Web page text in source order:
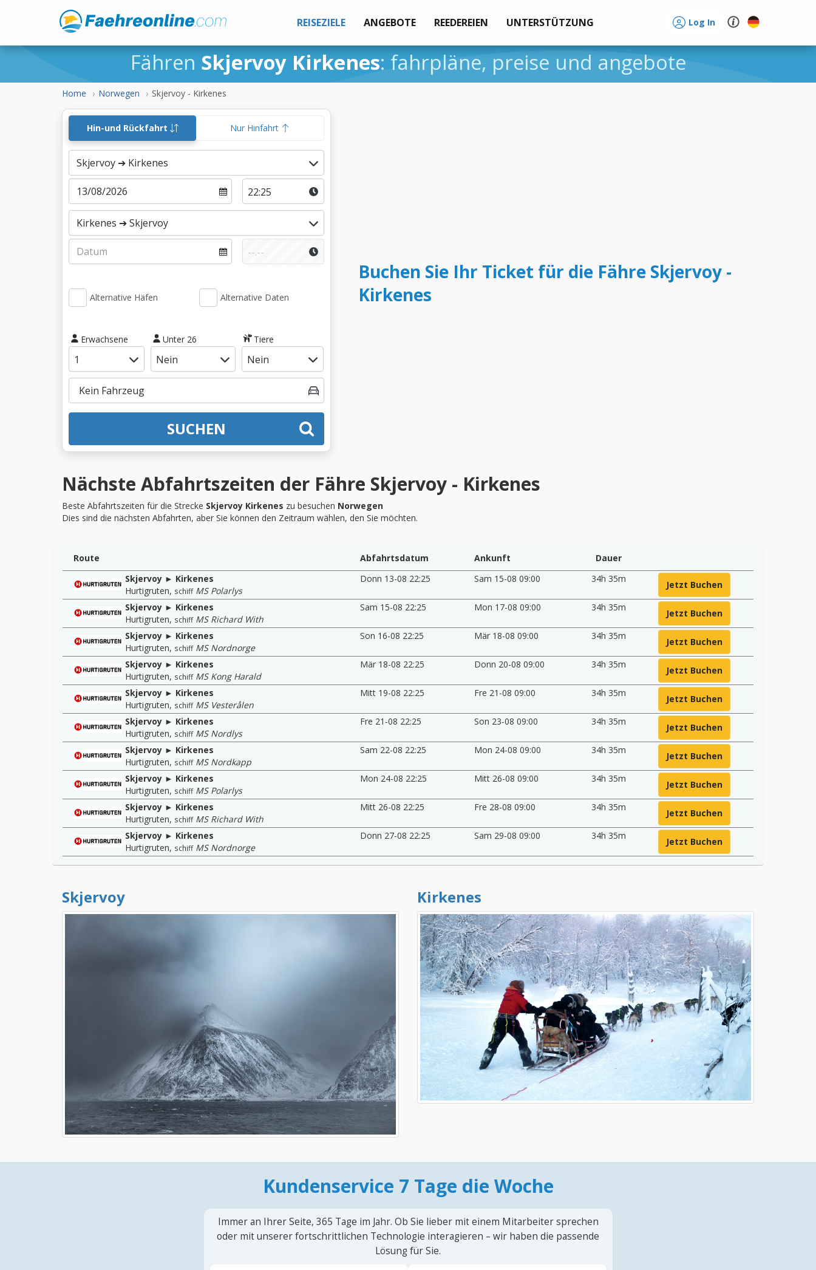
REISEZIELE ANGEBOTE REEDEREIEN UNTERSTÜTZUNG Log In
Fähren Skjervoy Kirkenes: fahrpläne, preise und angebote
Home Norwegen Skjervoy - Kirkenes
Hin-und Rückfahrt Nur Hinfahrt
Alternative Häfen Alternative Daten
Erwachsene Unter 26 Tiere
SUCHEN
Buchen Sie Ihr Ticket für die Fähre Skjervoy -
Kirkenes
Nächste Abfahrtszeiten der Fähre Skjervoy - Kirkenes
Beste Abfahrtszeiten für die Strecke Skjervoy Kirkenes zu besuchen Norwegen
Dies sind die nächsten Abfahrten, aber Sie können den Zeitraum wählen, den Sie möchten.
Route Abfahrtsdatum Ankunft
Dauer
Skjervoy ► Kirkenes
Hurtigruten, schiff MS Polarlys
Donn 13-08 22:25 Sam 15-08 09:00 34h 35m
Jetzt Buchen
Skjervoy ► Kirkenes
Hurtigruten, schiff MS Richard With
Sam 15-08 22:25 Mon 17-08 09:00 34h 35m
Jetzt Buchen
Skjervoy ► Kirkenes
Hurtigruten, schiff MS Nordnorge
Son 16-08 22:25 Mär 18-08 09:00 34h 35m
Jetzt Buchen
Skjervoy ► Kirkenes
Hurtigruten, schiff MS Kong Harald
Mär 18-08 22:25 Donn 20-08 09:00 34h 35m
Jetzt Buchen
Skjervoy ► Kirkenes
Hurtigruten, schiff MS Vesterålen
Mitt 19-08 22:25 Fre 21-08 09:00 34h 35m
Jetzt Buchen
Skjervoy ► Kirkenes
Hurtigruten, schiff MS Nordlys
Fre 21-08 22:25 Son 23-08 09:00 34h 35m
Jetzt Buchen
Skjervoy ► Kirkenes
Hurtigruten, schiff MS Nordkapp
Sam 22-08 22:25 Mon 24-08 09:00 34h 35m
Jetzt Buchen
Skjervoy ► Kirkenes
Hurtigruten, schiff MS Polarlys
Mon 24-08 22:25 Mitt 26-08 09:00 34h 35m
Jetzt Buchen
Skjervoy ► Kirkenes
Hurtigruten, schiff MS Richard With
Mitt 26-08 22:25 Fre 28-08 09:00 34h 35m
Jetzt Buchen
Skjervoy ► Kirkenes
Hurtigruten, schiff MS Nordnorge
Donn 27-08 22:25 Sam 29-08 09:00 34h 35m
Jetzt Buchen
Skjervoy Kirkenes
Kundenservice 7 Tage die Woche
Immer an Ihrer Seite, 365 Tage im Jahr. Ob Sie lieber mit einem Mitarbeiter sprechen
oder mit unserer fortschrittlichen Technologie interagieren – wir haben die passende
Lösung für Sie.